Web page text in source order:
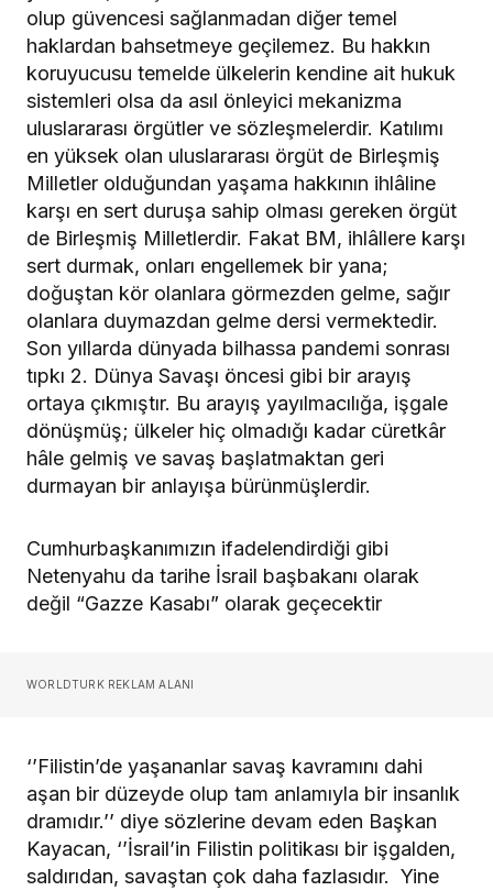
olup güvencesi sağlanmadan diğer temel
haklardan bahsetmeye geçilemez. Bu hakkın
koruyucusu temelde ülkelerin kendine ait hukuk
sistemleri olsa da asıl önleyici mekanizma
uluslararası örgütler ve sözleşmelerdir. Katılımı
en yüksek olan uluslararası örgüt de Birleşmiş
Milletler olduğundan yaşama hakkının ihlâline
karşı en sert duruşa sahip olması gereken örgüt
de Birleşmiş Milletlerdir. Fakat BM, ihlâllere karşı
sert durmak, onları engellemek bir yana;
doğuştan kör olanlara görmezden gelme, sağır
olanlara duymazdan gelme dersi vermektedir.
Son yıllarda dünyada bilhassa pandemi sonrası
tıpkı 2. Dünya Savaşı öncesi gibi bir arayış
ortaya çıkmıştır. Bu arayış yayılmacılığa, işgale
dönüşmüş; ülkeler hiç olmadığı kadar cüretkâr
hâle gelmiş ve savaş başlatmaktan geri
durmayan bir anlayışa bürünmüşlerdir.
Cumhurbaşkanımızın ifadelendirdiği gibi
Netenyahu da tarihe İsrail başbakanı olarak
değil “Gazze Kasabı” olarak geçecektir
WORLDTURK REKLAM ALANI
‘’Filistin’de yaşananlar savaş kavramını dahi
aşan bir düzeyde olup tam anlamıyla bir insanlık
dramıdır.’’ diye sözlerine devam eden Başkan
Kayacan, ‘’İsrail’in Filistin politikası bir işgalden,
saldırıdan, savaştan çok daha fazlasıdır. Yine